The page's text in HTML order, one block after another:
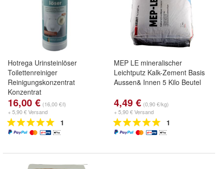
Hotrega Urinsteinlöser
Toilettenreiniger
Reinigungskonzentrat
Konzentrat
16,00 € (16,00 €/l)
+ 5,90 € Versand
1
MEP LE mineralischer
Leichtputz Kalk-Zement Basis
Aussen& Innen 5 Kilo Beutel
4,49 € (0,90 €/kg)
+ 5,90 € Versand
1